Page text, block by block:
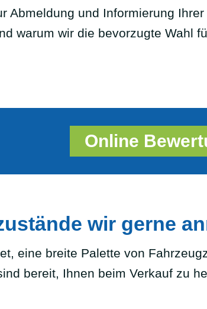
Abmeldung und Informierung
warum wir die bevorzugte Wahl
Online
wir gerne
eine breite Palette von
bereit, Ihnen beim Verkauf zu